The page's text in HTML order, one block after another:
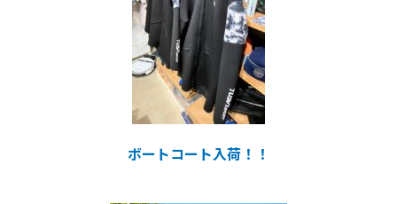
ボートコート入荷！！